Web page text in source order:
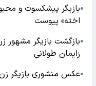
●بازیگر پیشکسوت و
اخته» پیوست
●
زایمان طولانی
●عکس منشوری بازیگر